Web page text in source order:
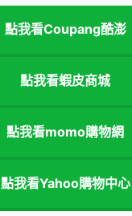
點我看Coupang酷澎
點我看蝦皮商城
點我看momo購物網
點我看Yahoo購物中心